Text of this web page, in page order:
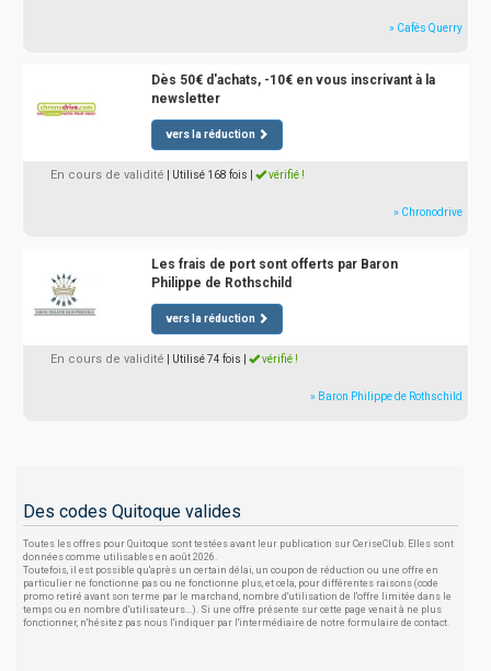
» Cafés Querry
Dès 50€ d'achats, -10€ en vous inscrivant à la
newsletter
vers la réduction
En cours de validité | Utilisé 168 fois vérifié !
» Chronodrive
Les frais de port sont offerts par Baron
Philippe de Rothschild
vers la réduction
En cours de validité | Utilisé 74 fois vérifié !
» Baron Philippe de Rothschild
Des codes Quitoque valides
Toutes les offres pour Quitoque sont testées avant leur publication sur CeriseClub. Elles sont
données comme utilisables en août 2026.
Toutefois, il est possible qu'après un certain délai, un coupon de réduction ou une offre en
particulier ne fonctionne pas ou ne fonctionne plus, et cela, pour différentes raisons (code
promo retiré avant son terme par le marchand, nombre d'utilisation de l'offre limitée dans le
temps ou en nombre d'utilisateurs...). Si une offre présente sur cette page venait à ne plus
fonctionner, n'hésitez pas nous l'indiquer par l'intermédiaire de notre formulaire de contact.